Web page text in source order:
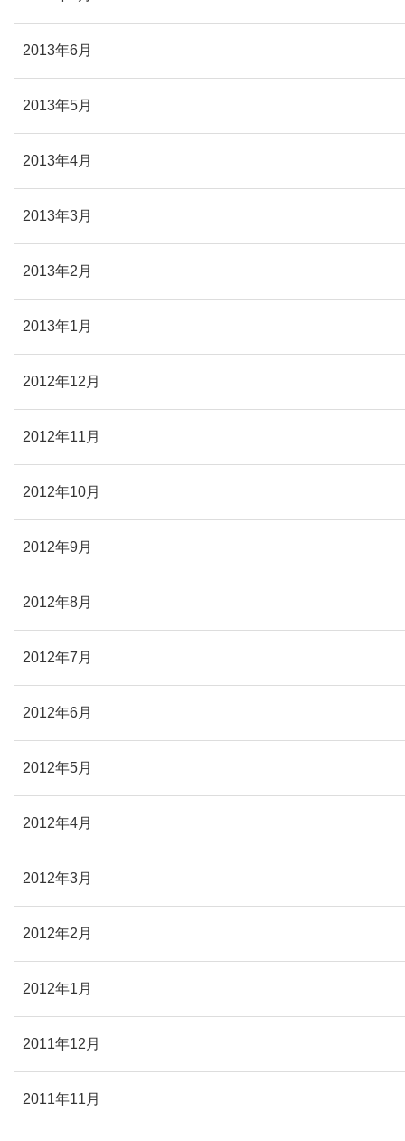
2013年6月
2013年5月
2013年4月
2013年3月
2013年2月
2013年1月
2012年12月
2012年11月
2012年10月
2012年9月
2012年8月
2012年7月
2012年6月
2012年5月
2012年4月
2012年3月
2012年2月
2012年1月
2011年12月
2011年11月